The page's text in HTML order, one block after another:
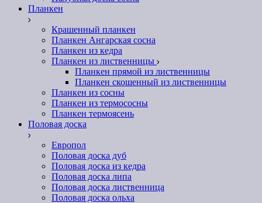
Планкен
Крашенный планкен
Планкен Ангарская сосна
Планкен из кедра
Планкен из лиственницы
Планкен прямой из лиственницы
Планкен скошенный из лиственницы
Планкен из сосны
Планкен из термососны
Планкен термоясень
Половая доска
Европол
Половая доска дуб
Половая доска из кедра
Половая доска липа
Половая доска лиственница
Половая доска ольха